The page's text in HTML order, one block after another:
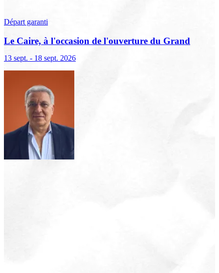
Départ garanti
Le Caire, à l'occasion de l'ouverture du Grand
13 sept. - 18 sept. 2026